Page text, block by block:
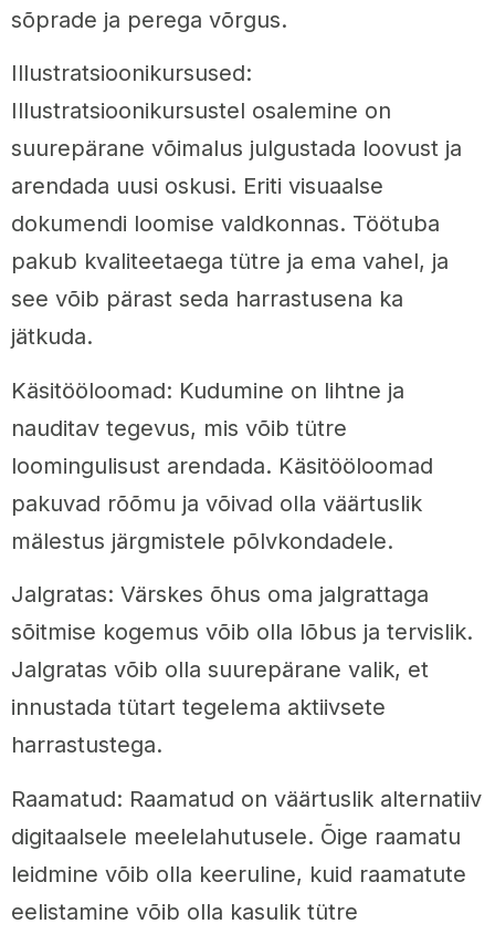
sõprade ja perega võrgus.
Illustratsioonikursused:
Illustratsioonikursustel osalemine on
suurepärane võimalus julgustada loovust ja
arendada uusi oskusi. Eriti visuaalse
dokumendi loomise valdkonnas. Töötuba
pakub kvaliteetaega tütre ja ema vahel, ja
see võib pärast seda harrastusena ka
jätkuda.
Käsitööloomad: Kudumine on lihtne ja
nauditav tegevus, mis võib tütre
loomingulisust arendada. Käsitööloomad
pakuvad rõõmu ja võivad olla väärtuslik
mälestus järgmistele põlvkondadele.
Jalgratas: Värskes õhus oma jalgrattaga
sõitmise kogemus võib olla lõbus ja tervislik.
Jalgratas võib olla suurepärane valik, et
innustada tütart tegelema aktiivsete
harrastustega.
Raamatud: Raamatud on väärtuslik alternatiiv
digitaalsele meelelahutusele. Õige raamatu
leidmine võib olla keeruline, kuid raamatute
eelistamine võib olla kasulik tütre